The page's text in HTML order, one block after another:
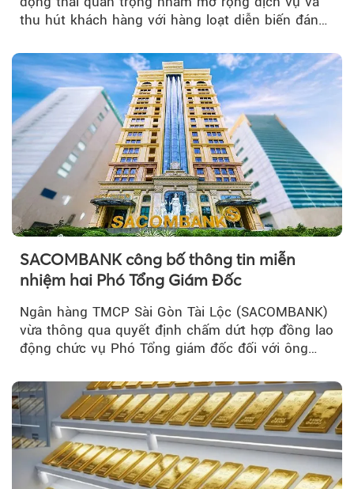
thu hút khách hàng với hàng loạt diễn biến đáng
SACOMBANK công bố thông tin miễn
nhiệm hai Phó Tổng Giám Đốc
Ngân hàng TMCP Sài Gòn Tài Lộc (SACOMBANK)
vừa thông qua quyết định chấm dứt hợp đồng lao
động chức vụ Phó Tổng giám đốc đối với ông